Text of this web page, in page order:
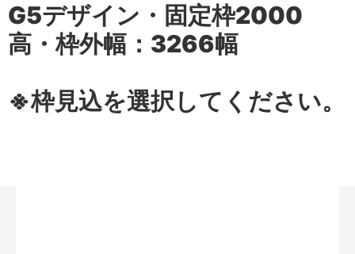
G5デザイン・固定枠2000
高・枠外幅：3266幅
※枠見込を選択してください。